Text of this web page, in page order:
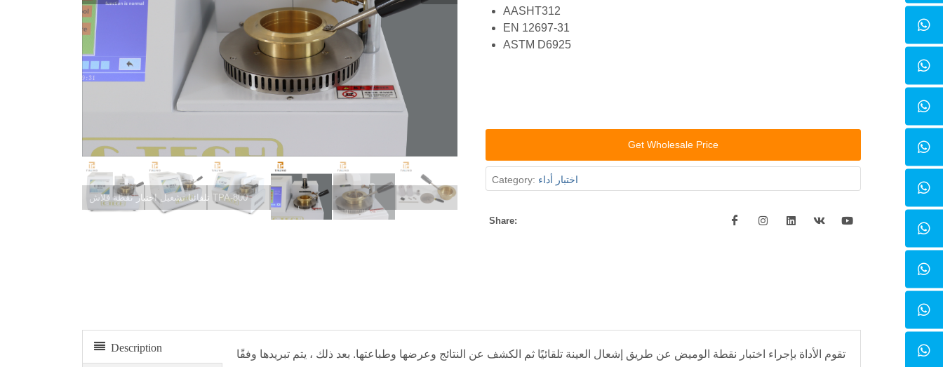
تلقائيا تشغيل اختبار نقطة فلاش TPA-800
AASHT312
EN 12697-31
ASTM D6925
Get Wholesale Price
Category: اختبار أداء
Share:
Description
تقوم الأداة بإجراء اختبار نقطة الوميض عن طريق إشعال العينة تلقائيًا ثم الكشف عن النتائج وعرضها وطباعتها. بعد ذلك ، يتم تبريدها وفقًا